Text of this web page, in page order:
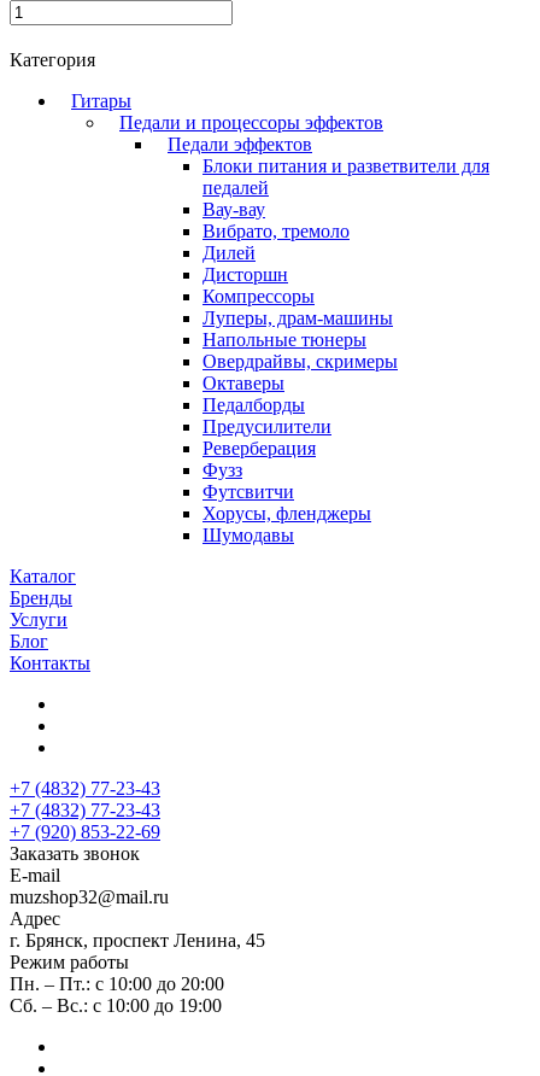
Категория
Гитары
Педали и процессоры эффектов
Педали эффектов
Блоки питания и разветвители для
педалей
Вау-вау
Вибрато, тремоло
Дилей
Дисторшн
Компрессоры
Луперы, драм-машины
Напольные тюнеры
Овердрайвы, скримеры
Октаверы
Педалборды
Предусилители
Реверберация
Фузз
Футсвитчи
Хорусы, фленджеры
Шумодавы
Каталог
Бренды
Услуги
Блог
Контакты
+7 (4832) 77-23-43
+7 (4832) 77-23-43
+7 (920) 853-22-69
Заказать звонок
E-mail
muzshop32@mail.ru
Адрес
г. Брянск, проспект Ленина, 45
Режим работы
Пн. – Пт.: с 10:00 до 20:00
Сб. – Вс.: с 10:00 до 19:00